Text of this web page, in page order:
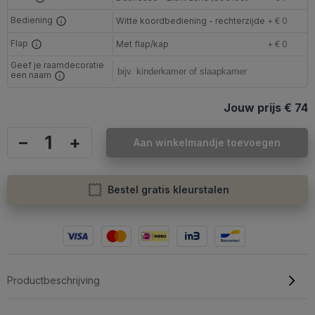
Bediening Witte koordbediening - rechterzijde + € 0
Flap Met flap/kap
+ € 0
Geef je raamdecoratie
een naam
Jouw prijs € 74
– + Aan winkelmandje toevoegen
Bestel gratis kleurstalen
Productbeschrijving